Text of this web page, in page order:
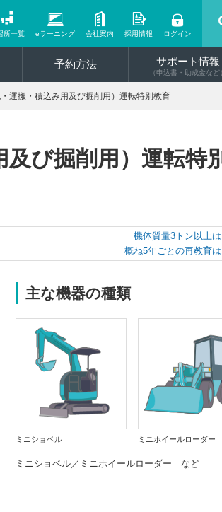
所一覧 eラーニング 会社案内 採用情報 ログイン
予約方法 サポート情報
（申込書・助成金など
運搬・積込み用及び掘削用）運転特別教育
び掘削用）運転特
機体質量3トン以上
概ね5年ごとの再教育
主な機器の種類
ミニショベル ミニホイールローダー
ミニショベル／ミニホイールローダー など